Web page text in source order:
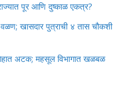
पूर आणि दुष्काळ एकत्र?
खासदार पुत्राची ४ तास चौकशी
अटक; महसूल विभागात खळबळ